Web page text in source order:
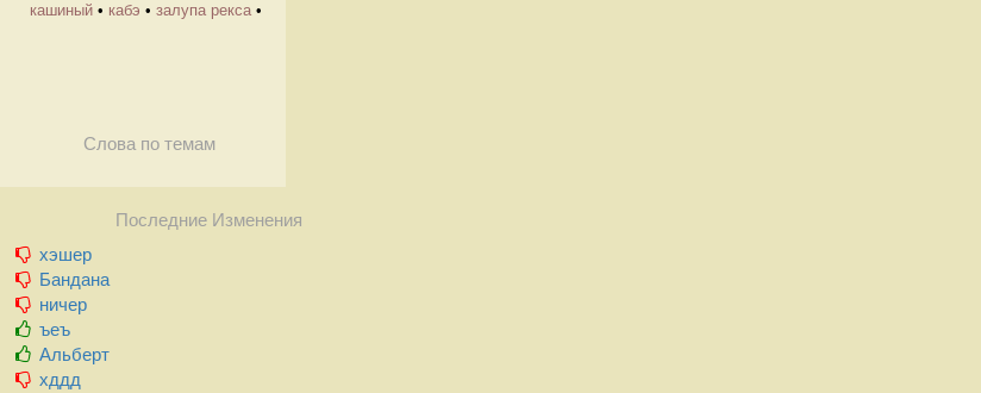
кашиный • кабэ • залупа рекса •
Слова по темам
Последние Изменения
хэшер
Бандана
ничер
ъеъ
Альберт
хддд